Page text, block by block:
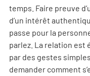
temps. Faire preuve
d’un intérêt
passe pour la
parlez. La relation est
par des gestes
demander comment